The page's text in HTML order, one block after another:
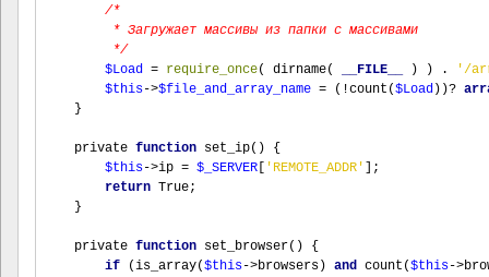
/*
         * Загружает массивы из папки с массивами
         */
$Load = require_once( dirname( __FILE__ ) ) .
'/
$this->$file_and_array_name = (!count ($Load ))?
}
    private
function set_ip()
{
$this->ip = $_SERVER 'REMOTE_ADDR'
];
return True;
}
    private
function set_browser()
{
if
(is_array($this->browsers ) and count ($this->